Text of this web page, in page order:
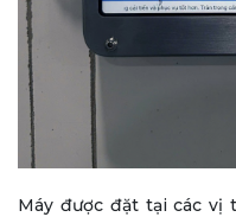
Máy được đặt tại các vị